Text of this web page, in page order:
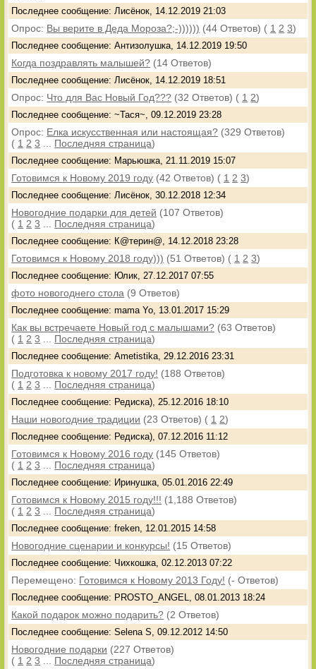
Последнее сообщение: Лисёнок, 14.12.2019 21:03
Опрос: Вы верите в Деда Мороза?;-)))))) (44 Ответов) ( 1 2 3)
Последнее сообщение: Антизолушка, 14.12.2019 19:50
Когда поздравлять малышей? (14 Ответов)
Последнее сообщение: Лисёнок, 14.12.2019 18:51
Опрос: Что для Вас Новый Год??? (32 Ответов) ( 1 2)
Последнее сообщение: ~Тася~, 09.12.2019 23:28
Опрос: Елка искусственная или настоящая? (329 Ответов)
( 1 2 3 Последняя страница)
Последнее сообщение: Марьюшка, 21.11.2019 15:07
Готовимся к Новому 2019 году (42 Ответов) ( 1 2 3)
Последнее сообщение: Лисёнок, 30.12.2018 12:34
Новогодние подарки для детей (107 Ответов)
( 1 2 3 Последняя страница)
Последнее сообщение: К@терин@, 14.12.2018 23:28
Готовимся к Новому 2018 году))) (51 Ответов) ( 1 2 3)
Последнее сообщение: Юлик, 27.12.2017 07:55
фото новогоднего стола (9 Ответов)
Последнее сообщение: mama Yo, 13.01.2017 15:29
Как вы встречаете Новый год с малышами? (63 Ответов)
( 1 2 3 Последняя страница)
Последнее сообщение: Ametistika, 29.12.2016 23:31
Подготовка к новому 2017 году! (188 Ответов)
( 1 2 3 Последняя страница)
Последнее сообщение: Редиска), 25.12.2016 18:10
Наши новогодние традиции (23 Ответов) ( 1 2)
Последнее сообщение: Редиска), 07.12.2016 11:12
Готовимся к Новому 2016 году (145 Ответов)
( 1 2 3 Последняя страница)
Последнее сообщение: Иринушка, 05.01.2016 22:49
Готовимся к Новому 2015 году!!! (1,188 Ответов)
( 1 2 3 Последняя страница)
Последнее сообщение: freken, 12.01.2015 14:58
Новогодние сценарии и конкурсы! (15 Ответов)
Последнее сообщение: Чихкошка, 02.12.2013 07:22
Перемещено: Готовимся к Новому 2013 Году! (- Ответов)
Последнее сообщение: PROSTO_ANGEL, 08.01.2013 18:24
Какой подарок можно подарить? (2 Ответов)
Последнее сообщение: Selena S, 09.12.2012 14:50
Новогодние подарки (227 Ответов)
( 1 2 3 Последняя страница)